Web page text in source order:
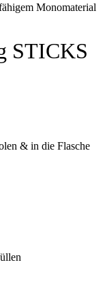
Monomaterial
STICKS
& in die Flasche